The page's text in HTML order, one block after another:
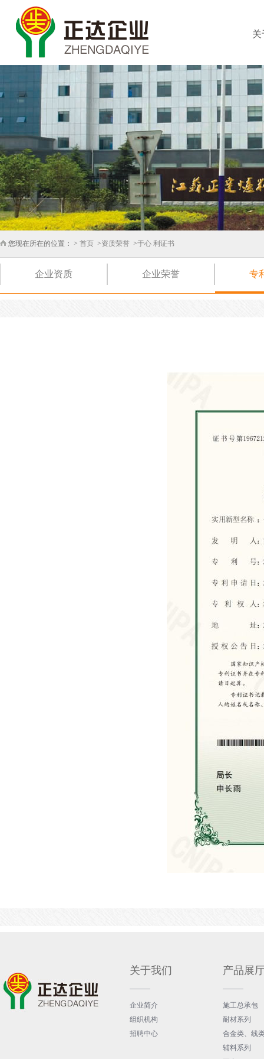
关
您现在所在的位置： > 首页 >资质荣誉 >于心 利证书
企业资质 企业荣誉 专
关于我们
企业简介
组织机构
招聘中心
产品展
施工总承包
耐材系列
合金类、线
辅料系列